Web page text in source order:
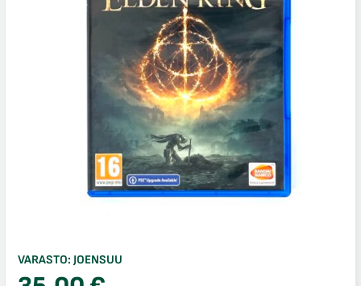
VARASTO: JOENSUU